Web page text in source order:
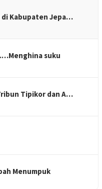
di Kabupaten Jepa…
suku
Tipikor dan A…
Menumpuk